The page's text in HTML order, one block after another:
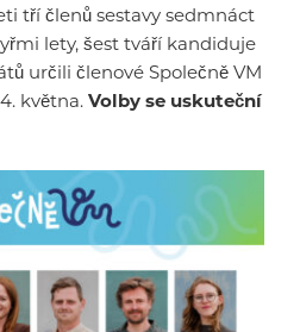
tří členů sestavy sedmnáct
lety, šest tváří kandiduje
určili členové Společně VM
května. Volby se uskuteční